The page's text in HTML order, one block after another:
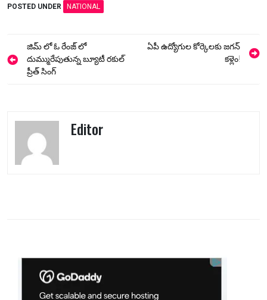
POSTED UNDER NATIONAL
Post
navigation
జిమ్ లో ఓ రేంజ్ లో
దుమ్మురేపుతున్న బ్యూటీ రకుల్
ప్రీత్ సింగ్
ఏపీ ఉద్యోగుల కోర్కెలకు జగన్
కళ్లెం!
Editor